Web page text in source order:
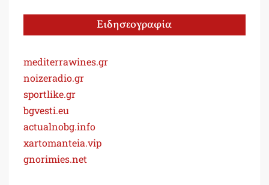
Ειδησεογραφία
mediterrawines.gr
noizeradio.gr
sportlike.gr
bgvesti.eu
actualnobg.info
xartomanteia.vip
gnorimies.net